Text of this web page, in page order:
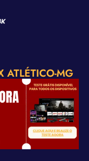
ATLÉTICO-MG